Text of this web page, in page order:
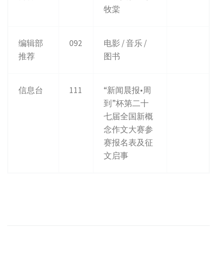
牧棠
编辑部
推荐
092
电影 / 音乐 /
图书
信息台 111
“新闻晨报•周
到”杯第二十
七届全国新概
念作文大赛参
赛报名表及征
文启事